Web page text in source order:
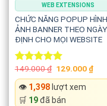
dung hoặc chính con
⚙️ Cấu hình linh hoạt
Bạn có thể tùy chỉnh:
⏱️ Thời gian chờ khi
WEB EXTENSIONS
CHỨC NĂNG POPUP HÌNH
ẢNH BANNER THEO
ĐỊNH CHO MỌI WEBSITE
Rated5.00
out of 5
149.000₫ Original
was:
149.000 ₫.
129.000 ₫
price
👁️ 1,398lượt xem
🛒 19đã bán